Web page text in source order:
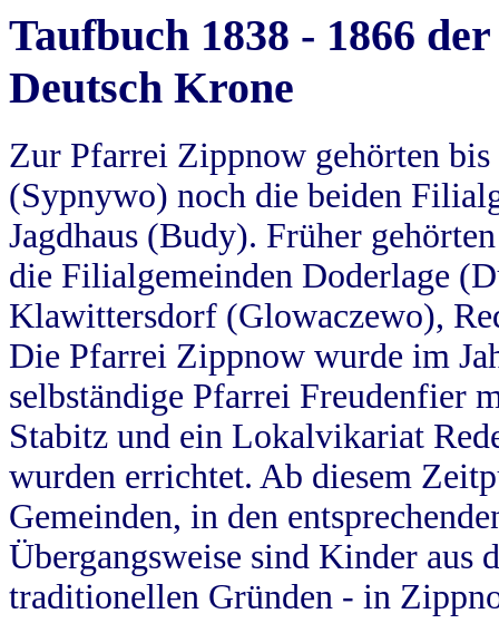
Taufbuch 1838 - 1866
Deutsch Krone
Zur Pfarrei Zippnow gehörten
(Sypnywo) noch die beiden
Jagdhaus (Budy). Früher
die Filialgemeinden Doderlage
Klawittersdorf (Glowaczewo),
Die Pfarrei Zippnow wurde im
selbständige Pfarrei Freudenfier
Stabitz und ein Lokalvikariat
wurden errichtet. Ab diesem
Gemeinden, in den
Übergangsweise sind Kinder aus
traditionellen Gründen - in